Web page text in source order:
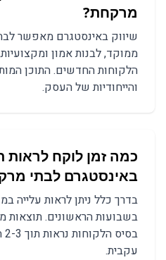
מרקחת?
שיווק באינסטגרם מאפשר
ממוקד, לבנות אמון
הלקוחות החדשים. התוכן
והייחודיות של העסק.
כמה זמן לוקח לראות
באינסטגרם לבתי
בדרך כלל ניתן לראות עלייה
בשבועות הראשונים. תוצאות
עקבית.